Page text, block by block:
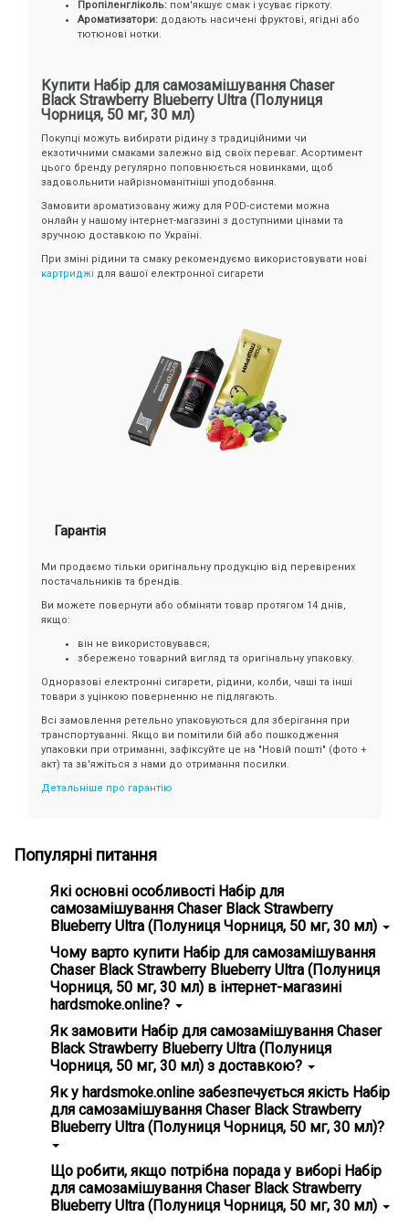
Пропіленгліколь: пом'якшує смак і усуває гіркоту.
Ароматизатори: додають насичені фруктові, ягідні або
тютюнові нотки.
Купити Набір для самозамішування Chaser
Black Strawberry Blueberry Ultra (Полуниця
Чорниця, 50 мг, 30 мл)
Покупці можуть вибирати рідину з традиційними чи
екзотичними смаками залежно від своїх переваг. Асортимент
цього бренду регулярно поповнюється новинками, щоб
задовольнити найрізноманітніші уподобання.
Замовити ароматизовану жижу для POD-системи можна
онлайн у нашому інтернет-магазині з доступними цінами та
зручною доставкою по Україні.
При зміні рідини та смаку рекомендуємо використовувати нові
картриджі для вашої електронної сигарети
Гарантія
Ми продаємо тільки оригінальну продукцію від перевірених
постачальників та брендів.
Ви можете повернути або обміняти товар протягом 14 днів,
якщо:
він не використовувався;
збережено товарний вигляд та оригінальну упаковку.
Одноразові електронні сигарети, рідини, колби, чаші та інші
товари з уцінкою поверненню не підлягають.
Всі замовлення ретельно упаковуються для зберігання при
транспортуванні. Якщо ви помітили бій або пошкодження
упаковки при отриманні, зафіксуйте це на "Новій пошті" (фото +
акт) та зв'яжіться з нами до отримання посилки.
Детальніше про гарантію
Популярні питання
Які основні особливості Набір для
самозамішування Chaser Black Strawberry
Blueberry Ultra (Полуниця Чорниця, 50 мг, 30 мл)
Головні особливості Набір для самозамішування Chaser
Black Strawberry Blueberry Ultra (Полуниця Чорниця, 50
мг, 30 мл) - гарантія справжності, зручність
використання.
Чому варто купити Набір для самозамішування
Chaser Black Strawberry Blueberry Ultra (Полуниця
Чорниця, 50 мг, 30 мл) в інтернет-магазині
hardsmoke.online?
На нашому сайті ви знайдете широкий вибір кальянної
продукції та все для вейпінгу. Замовте Набір для
самозамішування Chaser Black Strawberry Blueberry Ultra
(Полуниця Чорниця, 50 мг, 30 мл) та насолоджуйтесь
високою якістю з доставкою додому! 💵 Ціна всього - 300
грн
Як замовити Набір для самозамішування Chaser
Black Strawberry Blueberry Ultra (Полуниця
Чорниця, 50 мг, 30 мл) з доставкою?
Просто додайте Набір для самозамішування Chaser
Black Strawberry Blueberry Ultra (Полуниця Чорниця, 50
мг, 30 мл) у кошик на нашому сайті ✅ та оформіть
замовлення. Ми забезпечимо швидку доставку по всій
Україні, і ви зможете отримати ваше замовлення у
зручному для вас місці! 📮
Як у hardsmoke.online забезпечується якість Набір
для самозамішування Chaser Black Strawberry
Blueberry Ultra (Полуниця Чорниця, 50 мг, 30 мл)?
Ми ретельно вибираємо постачальників та продукти,
стежимо за дотриманням стандартів якості. Усі товари
сертифіковані та відповідають міжнародним нормам.
Переконайтеся самі, вибравши наші продукти! ✅
Що робити, якщо потрібна порада у виборі Набір
для самозамішування Chaser Black Strawberry
Blueberry Ultra (Полуниця Чорниця, 50 мг, 30 мл)